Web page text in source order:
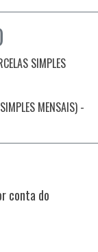
SIMPLES
MENSAIS) -
conta do